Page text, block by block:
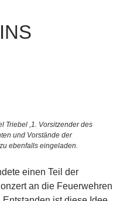
Triebel ,1. Vorsitzender des
und Vorstände der
ebenfalls eingeladen.
einen Teil der
an die Feuerwehren